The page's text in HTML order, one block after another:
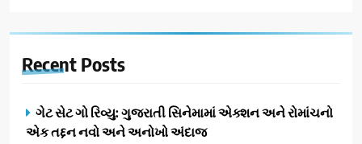
Recent Posts
ગેટ સેટ ગો રિવ્યુ: ગુજરાતી સિનેમામાં એક્શન અને રોમાંચનો
એક તદ્દન નવો અને અનોખો અંદાજ